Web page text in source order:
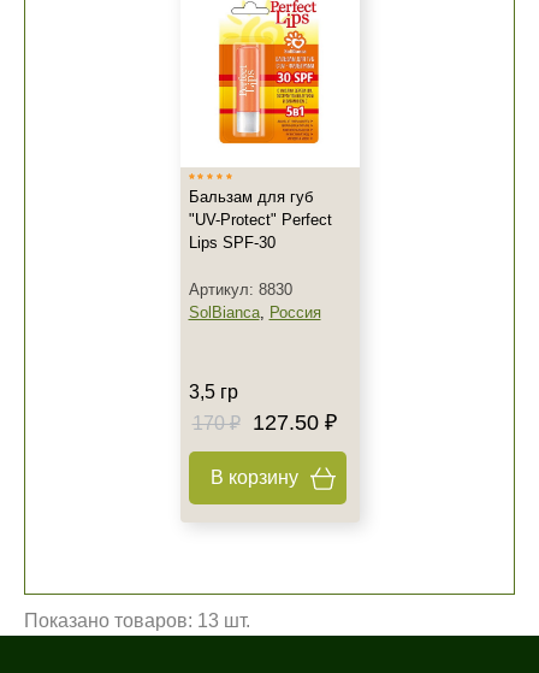
Бальзам для губ
"UV-Protect" Perfect
Lips SPF-30
Артикул: 8830
SolBianca, Россия
3,5 гр
170 ₽
127.50 ₽
В корзину
Показано товаров: 13 шт.